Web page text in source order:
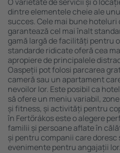
dintre elementele cheie ale
succes. Cele mai bune hoteluri
garantează cel mai înalt
gamă largă de facilități pentru
standarde ridicate oferă cea
apropiere de principalele
Oaspeții pot folosi parcarea
cameră sau un apartament
nevoilor lor. Este posibil ca
să ofere un meniu variabil,
și fitness, și activități pentru
în Fertőrákos este o alegere
familii și persoane aflate în
și pentru companii care doresc
evenimente pentru angajații lor.